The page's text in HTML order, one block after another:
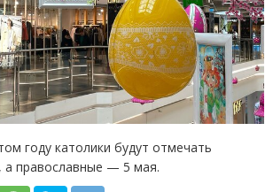
году католики будут отмечать
а православные — 5 мая.